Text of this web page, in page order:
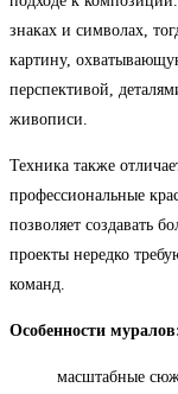
знаках и символах,
картину,
перспективой,
живописи.
Техника также
профессиональные
позволяет создавать
проекты нередко
команд.
Особенности
масштабные